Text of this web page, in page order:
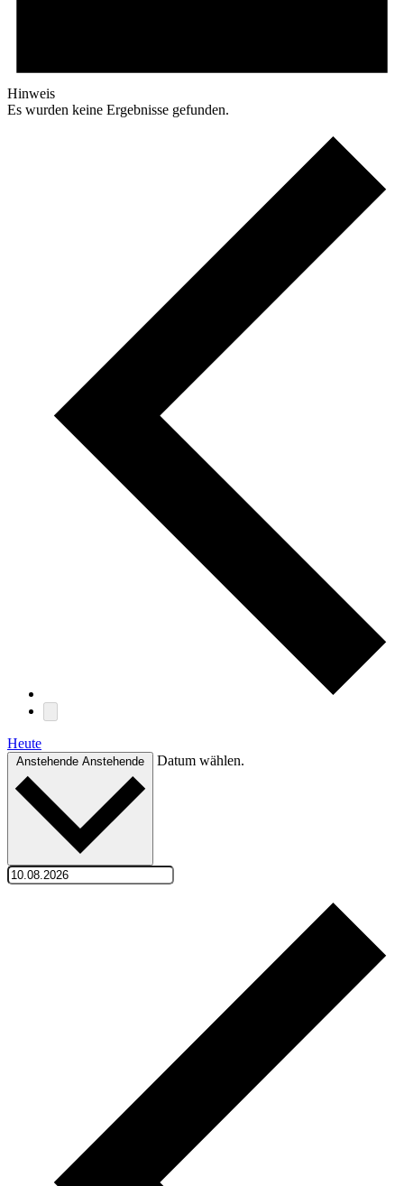
Hinweis
Es wurden keine Ergebnisse gefunden.
Heute
Anstehende Anstehende Datum wählen.